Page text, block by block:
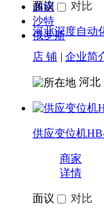
越南
沙特
俄罗斯
店 铺 | 企业简介
广东